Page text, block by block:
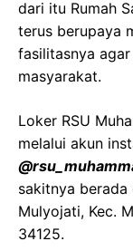
dari itu Rumah
terus berupaya
fasilitasnya
masyarakat.
Loker RSU
melalui akun
sakitnya
Mulyojati, Kec.
34125.